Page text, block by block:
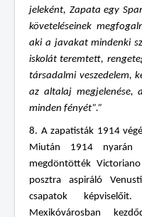
jeleként, Zapata egy
követeléseinek
aki a javakat mindenki
iskolát teremtett,
társadalmi veszedelem,
az altalaj megjelenése,
minden fényét”.”
8. A zapatisták 1914
Miután 1914 nyarán
megdöntötték
posztra aspiráló
csapatok
Mexikóvárosban